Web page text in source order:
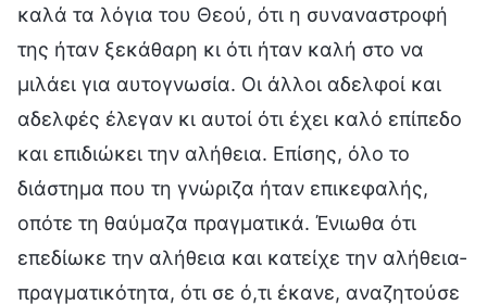
καλά τα λόγια του Θεού, ότι η συναναστροφή
της ήταν ξεκάθαρη κι ότι ήταν καλή στο να
μιλάει για αυτογνωσία. Οι άλλοι αδελφοί και
αδελφές έλεγαν κι αυτοί ότι έχει καλό επίπεδο
και επιδιώκει την αλήθεια. Επίσης, όλο το
διάστημα που τη γνώριζα ήταν επικεφαλής,
οπότε τη θαύμαζα πραγματικά. Ένιωθα ότι
επεδίωκε την αλήθεια και κατείχε την αλήθεια-
πραγματικότητα, ότι σε ό,τι έκανε, αναζητούσε